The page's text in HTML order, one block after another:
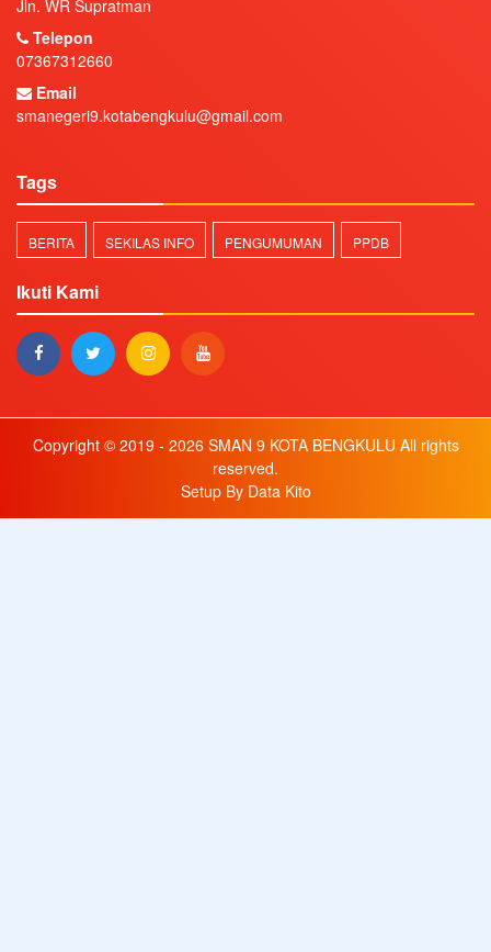
Jln. WR Supratman
Telepon
07367312660
Email
smanegeri9.kotabengkulu@gmail.com
Tags
BERITA SEKILAS INFO PENGUMUMAN PPDB
Ikuti Kami
Copyright © 2019 - 2026 SMAN 9 KOTA BENGKULU All rights
reserved.
Setup By Data Kito